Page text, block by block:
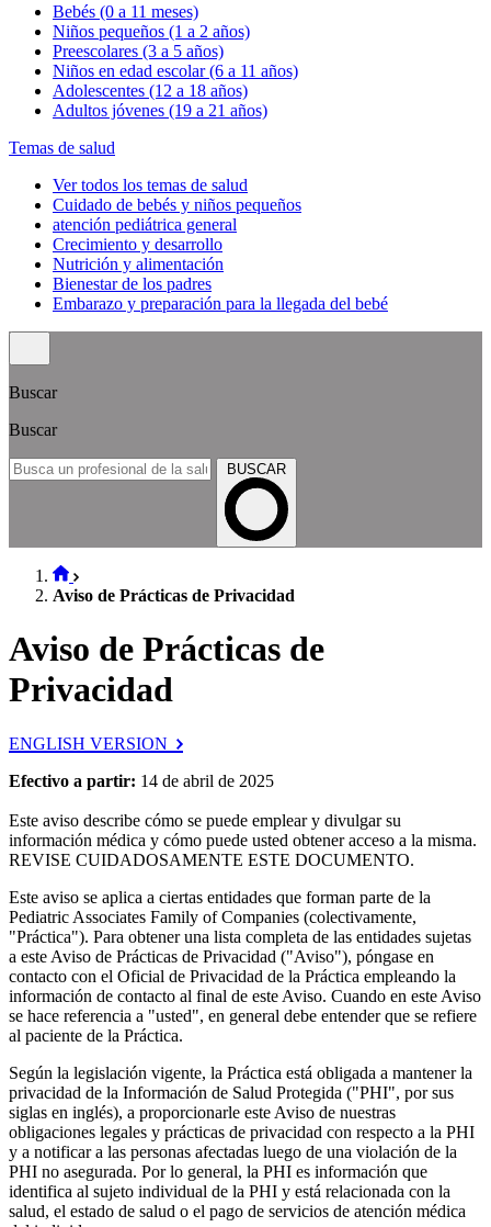
Bebés (0 a 11 meses)
Niños pequeños (1 a 2 años)
Preescolares (3 a 5 años)
Niños en edad escolar (6 a 11 años)
Adolescentes (12 a 18 años)
Adultos jóvenes (19 a 21 años)
Temas de salud
Ver todos los temas de salud
Cuidado de bebés y niños pequeños
atención pediátrica general
Crecimiento y desarrollo
Nutrición y alimentación
Bienestar de los padres
Embarazo y preparación para la llegada del bebé
Buscar
Buscar
BUSCAR
Aviso de Prácticas de Privacidad
Aviso de Prácticas de
Privacidad
ENGLISH VERSION
Efectivo a partir: 14 de abril de 2025
Este aviso describe cómo se puede emplear y divulgar su
información médica y cómo puede usted obtener acceso a la misma.
REVISE CUIDADOSAMENTE ESTE DOCUMENTO.
Este aviso se aplica a ciertas entidades que forman parte de la
Pediatric Associates Family of Companies (colectivamente,
"Práctica"). Para obtener una lista completa de las entidades sujetas
a este Aviso de Prácticas de Privacidad ("Aviso"), póngase en
contacto con el Oficial de Privacidad de la Práctica empleando la
información de contacto al final de este Aviso. Cuando en este Aviso
se hace referencia a "usted", en general debe entender que se refiere
al paciente de la Práctica.
Según la legislación vigente, la Práctica está obligada a mantener la
privacidad de la Información de Salud Protegida ("PHI", por sus
siglas en inglés), a proporcionarle este Aviso de nuestras
obligaciones legales y prácticas de privacidad con respecto a la PHI
y a notificar a las personas afectadas luego de una violación de la
PHI no asegurada. Por lo general, la PHI es información que
identifica al sujeto individual de la PHI y está relacionada con la
salud, el estado de salud o el pago de servicios de atención médica